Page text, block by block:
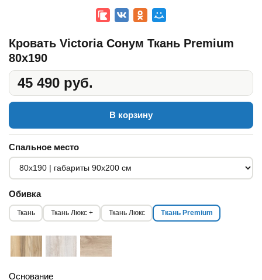
Кровать Victoria Сонум Ткань Premium
80x190
45 490 руб.
В корзину
Спальное место
Обивка
Ткань Ткань Люкс + Ткань Люкс Ткань Premium
Основание